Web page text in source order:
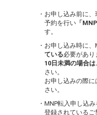
・お申し込み前に
予約を行い 「
す。
・お申し込み時に
ている必要があり
10日未満の場合
さい。
お申し込みの際に
さい。
・MNP転入申し込
登録されているご